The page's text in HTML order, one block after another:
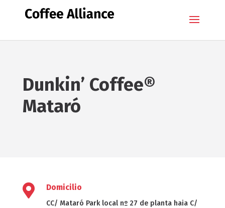
Dunkin’ Coffee®
Mataró
 Domicilio
CC/ Mataró Park local nº 27 de planta haia C/